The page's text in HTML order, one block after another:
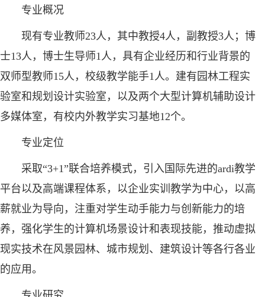
专业概况
现有专业教师23人，其中教授4人，副教授3人；博
士13人，博士生导师1人，具有企业经历和行业背景的
双师型教师15人，校级教学能手1人。建有园林工程实
验室和规划设计实验室，以及两个大型计算机辅助设计
多媒体室，有校内外教学实习基地12个。
专业定位
采取“3+1”联合培养模式，引入国际先进的ardi教学
平台以及高端课程体系，以企业实训教学为中心，以高
薪就业为导向，注重对学生动手能力与创新能力的培
养，强化学生的计算机场景设计和表现技能，推动虚拟
现实技术在风景园林、城市规划、建筑设计等各行各业
的应用。